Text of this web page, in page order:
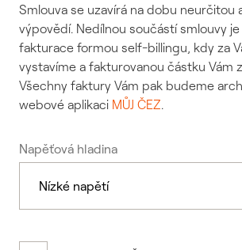
Smlouva se uzavírá na dobu neurčitou
výpovědí. Nedílnou součástí smlouvy
fakturace formou self-billingu, kdy za
vystavíme a fakturovanou částku Vám
Všechny faktury Vám pak budeme
webové aplikaci MŮJ ČEZ.
Napěťová hladina